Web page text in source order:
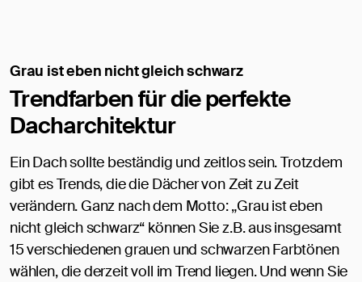
Grau ist eben nicht gleich schwarz
Trendfarben für die perfekte
Dacharchitektur
Ein Dach sollte beständig und zeitlos sein. Trotzdem
gibt es Trends, die die Dächer von Zeit zu Zeit
verändern. Ganz nach dem Motto: „Grau ist eben
nicht gleich schwarz“ können Sie z.B. aus insgesamt
15 verschiedenen grauen und schwarzen Farbtönen
wählen, die derzeit voll im Trend liegen. Und wenn Sie